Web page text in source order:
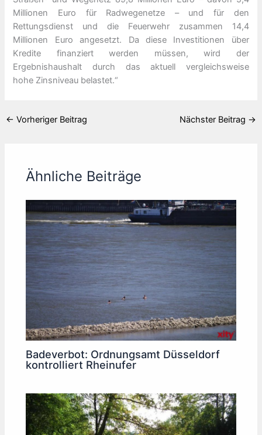
Millionen Euro für Radwegenetze – und für den
Rettungsdienst und die Feuerwehr zusammen 14,4
Millionen Euro angesetzt. Da diese Investitionen über
Kredite finanziert werden müssen, wird der
Ergebnishaushalt durch das aktuell vergleichsweise
hohe Zinsniveau belastet.“
← Vorheriger Beitrag Nächster Beitrag →
Ähnliche Beiträge
Badeverbot: Ordnungsamt Düsseldorf
kontrolliert Rheinufer